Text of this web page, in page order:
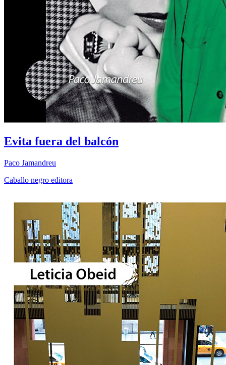
Evita fuera del balcón
Paco Jamandreu
Caballo negro editora